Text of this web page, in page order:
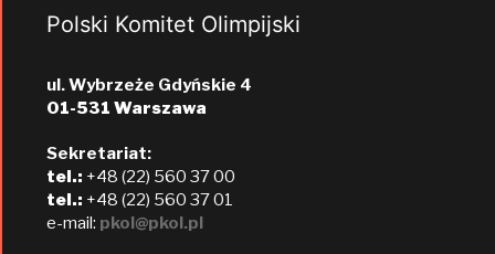
Polski Komitet Olimpijski
ul. Wybrzeże Gdyńskie 4
01-531 Warszawa
Sekretariat:
tel.: +48 (22) 560 37 00
tel.: +48 (22) 560 37 01
e-mail: pkol@pkol.pl